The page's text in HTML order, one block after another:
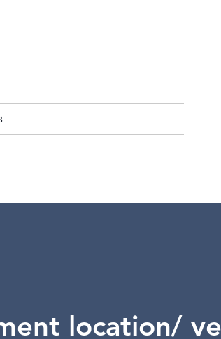
location/